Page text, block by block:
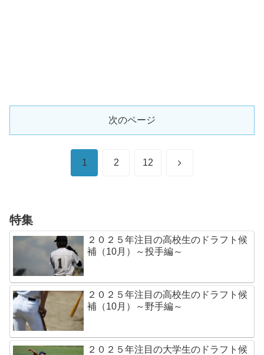
次のページ
1 2 12 次
特集
２０２５年注目の高校生のドラフト候
補（10月）～投手編～
２０２５年注目の高校生のドラフト候
補（10月）～野手編～
２０２５年注目の大学生のドラフト候